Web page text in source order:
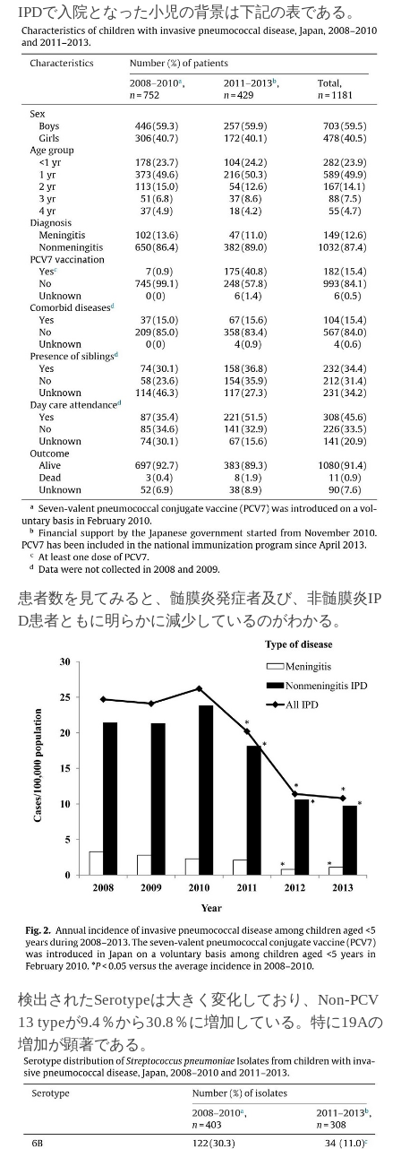
IPDで入院となった小児の背景は下記の表である。
患者数を見てみると、髄膜炎発症者及び、非髄膜炎IP
D患者ともに明らかに減少しているのがわかる。
検出されたSerotypeは大きく変化しており、Non-PCV
13 typeが9.4％から30.8％に増加している。特に19Aの
増加が顕著である。